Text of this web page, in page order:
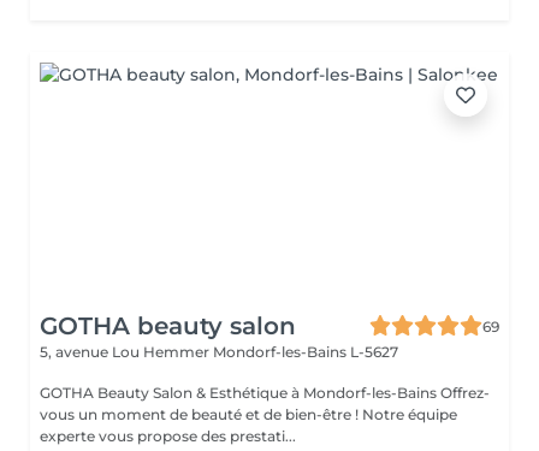
GOTHA beauty salon
69
5, avenue Lou Hemmer Mondorf-les-Bains L-5627
GOTHA Beauty Salon & Esthétique à Mondorf-les-Bains Offrez-
vous un moment de beauté et de bien-être ! Notre équipe
experte vous propose des prestati...